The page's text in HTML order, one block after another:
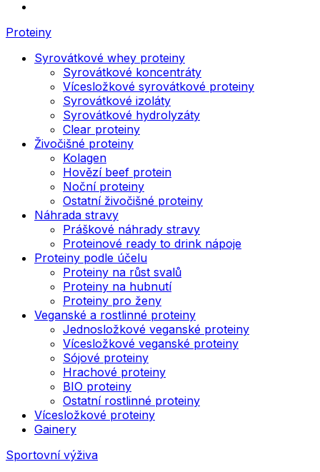
Proteiny
Syrovátkové whey proteiny
Syrovátkové koncentráty
Vícesložkové syrovátkové proteiny
Syrovátkové izoláty
Syrovátkové hydrolyzáty
Clear proteiny
Živočišné proteiny
Kolagen
Hovězí beef protein
Noční proteiny
Ostatní živočišné proteiny
Náhrada stravy
Práškové náhrady stravy
Proteinové ready to drink nápoje
Proteiny podle účelu
Proteiny na růst svalů
Proteiny na hubnutí
Proteiny pro ženy
Veganské a rostlinné proteiny
Jednosložkové veganské proteiny
Vícesložkové veganské proteiny
Sójové proteiny
Hrachové proteiny
BIO proteiny
Ostatní rostlinné proteiny
Vícesložkové proteiny
Gainery
Sportovní výživa